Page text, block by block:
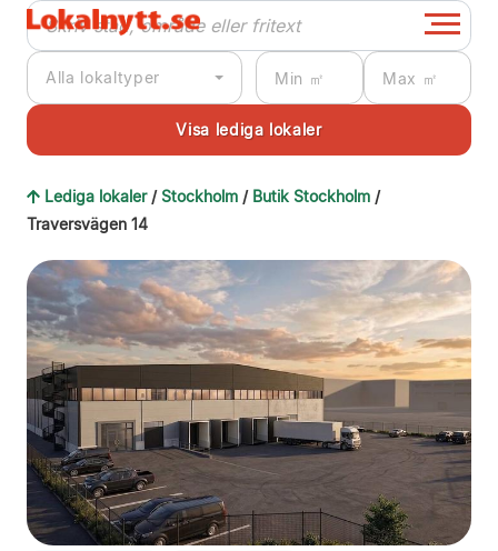
Alla lokaltyper
Lediga lokaler / Stockholm / Butik Stockholm /
Traversvägen 14